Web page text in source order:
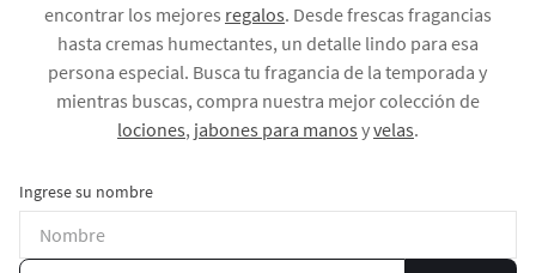
encontrar los mejores regalos. Desde frescas fragancias
hasta cremas humectantes, un detalle lindo para esa
persona especial. Busca tu fragancia de la temporada y
mientras buscas, compra nuestra mejor colección de
lociones, jabones para manos yvelas.
Ingrese su nombre